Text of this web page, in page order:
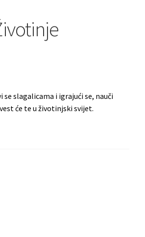
slagalicama i igrajući se, nauči
će te u životinjski svijet.